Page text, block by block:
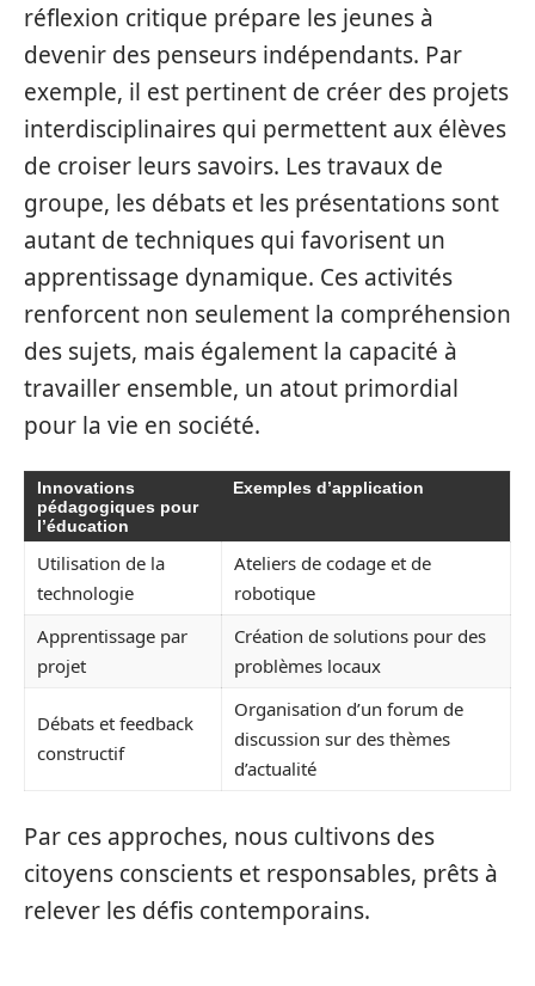
réflexion critique prépare les jeunes à
devenir des penseurs indépendants. Par
exemple, il est pertinent de créer des projets
interdisciplinaires qui permettent aux élèves
de croiser leurs savoirs. Les travaux de
groupe, les débats et les présentations sont
autant de techniques qui favorisent un
apprentissage dynamique. Ces activités
renforcent non seulement la compréhension
des sujets, mais également la capacité à
travailler ensemble, un atout primordial
pour la vie en société.
Innovations
pédagogiques pour
l’éducation
Exemples d’application
Utilisation de la
technologie
Ateliers de codage et de
robotique
Apprentissage par
projet
Création de solutions pour des
problèmes locaux
Débats et feedback
constructif
Organisation d’un forum de
discussion sur des thèmes
d’actualité
Par ces approches, nous cultivons des
citoyens conscients et responsables, prêts à
relever les défis contemporains.